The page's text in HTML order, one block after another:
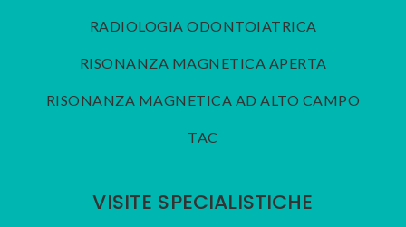
RADIOLOGIA ODONTOIATRICA
RISONANZA MAGNETICA APERTA
RISONANZA MAGNETICA AD ALTO CAMPO
TAC
VISITE SPECIALISTICHE